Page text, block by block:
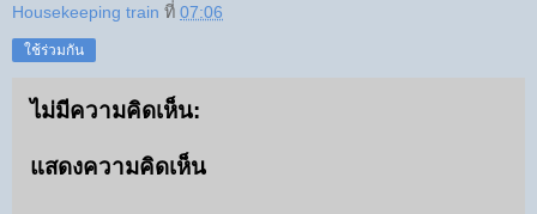
Housekeeping train ที่ 07:06
ใช้ร่วมกัน
ไม่มีความคิดเห็น:
แสดงความคิดเห็น